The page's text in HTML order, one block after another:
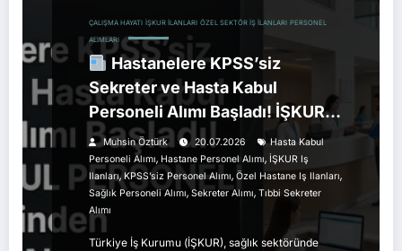
ÇALIŞMA HAYATI İŞKUR İLANLARI ÖZEL SEKTÖR İŞ İLANLARI PERSONEL
ALIMLARI
Hastanelere KPSS’siz
Sekreter ve Hasta Kabul
Personeli Alımı Başladı! İŞKUR
Üzerinden Başvurular Alınıyor
Muhsin Öztürk 20.07.2026
Hasta Kabul
Personeli Alımı, Hastane Personel Alımı, İŞKUR Iş
Ilanları, KPSS’siz Personel Alımı, Özel Hastane Iş Ilanları,
Sağlık Personeli Alımı,Sekreter Alımı, Tıbbi Sekreter
Alımı
Türkiye İş Kurumu (İŞKUR), sağlık sektöründe